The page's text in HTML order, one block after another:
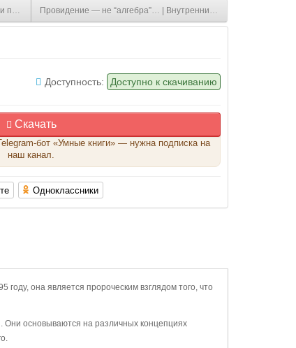
перспективы | Внутренний Предиктор
Провидение — не “алгебра”… | Внутренний Предиктор
Доступность: Доступно к скачиванию
Скачать
бот «Умные книги» — нужна подписка на
наш канал.
Одноклассники
она является пророческим взглядом того, что
Они основываются на различных концепциях